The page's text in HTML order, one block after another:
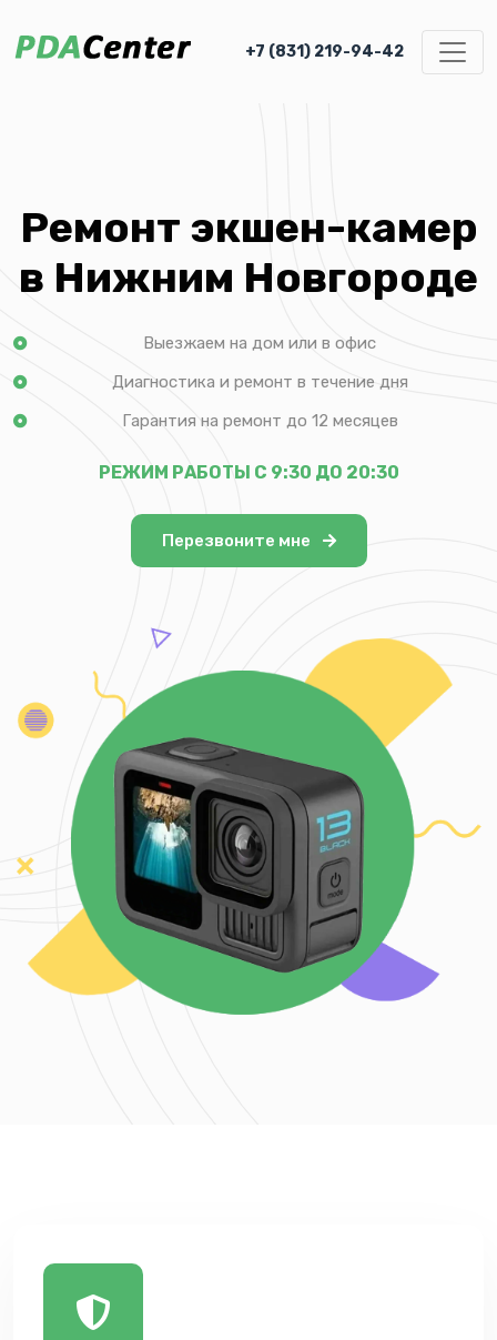
+7 (831) 219-94-42
Ремонт экшен-камер
в Нижним Новгороде
Выезжаем на дом или в офис
Диагностика и ремонт в течение дня
Гарантия на ремонт до 12 месяцев
РЕЖИМ РАБОТЫ С 9:30 ДО 20:30
Перезвоните мне